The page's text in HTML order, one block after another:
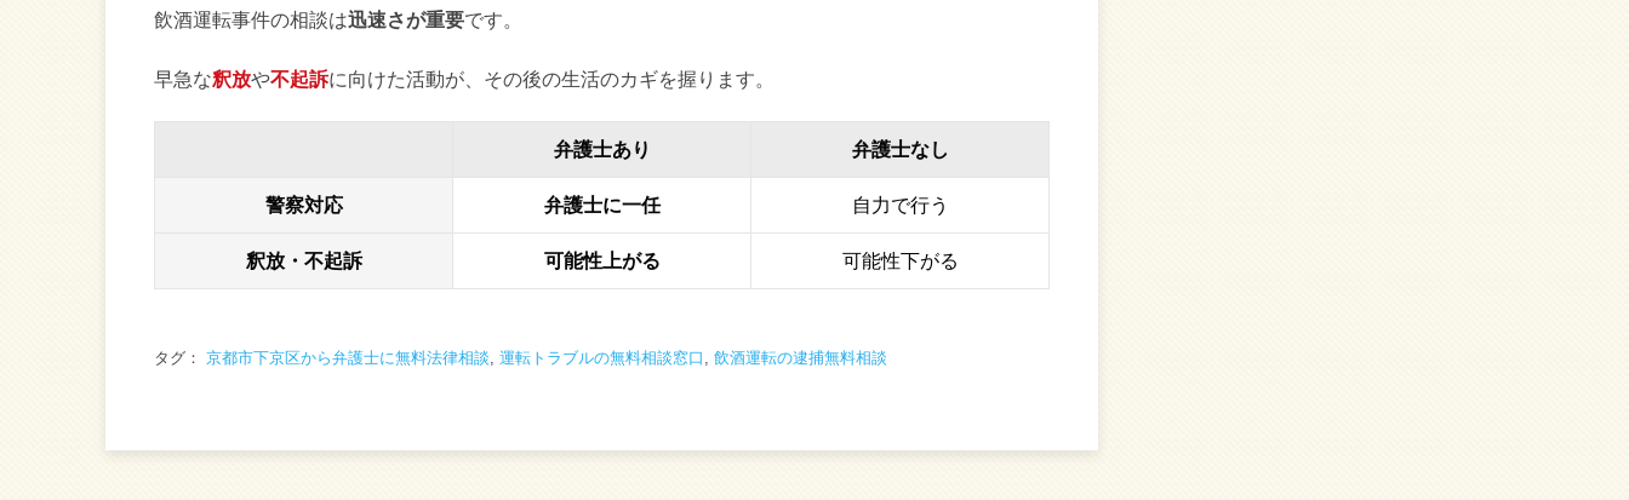
飲酒運転事件の相談は迅速さが重要です。
早急な釈放や不起訴に向けた活動が、その後の生活のカギを握ります。
弁護士あり 弁護士なし
警察対応 弁護士に一任 自力で行う
釈放・不起訴 可能性上がる 可能性下がる
タグ： 京都市下京区から弁護士に無料法律相談 運転トラブルの無料相談窓口 飲酒運転の逮捕無料相談